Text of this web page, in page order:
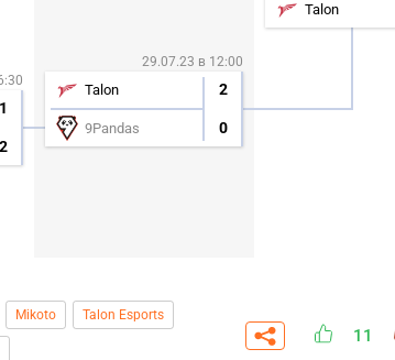
1
2
29.07.23 в 12:00
Talon 2
9Pandas 0
Talon
Mikoto Talon Esports
11